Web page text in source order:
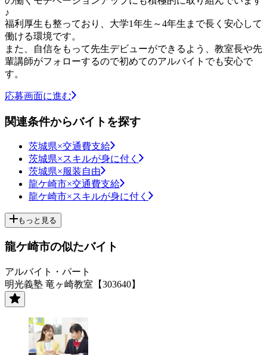
♪
福利厚生も整っており、大学1年生～4年生まで長く安心して
働ける環境です。
また、自信をもって先生デビューができるよう、教室長や先
輩講師がフォローするので初めてのアルバイトでも安心で
す。
応募画面に進む
関連条件からバイトを探す
茨城県×交通費支給
茨城県×スキルが身に付く
茨城県×服装自由
龍ケ崎市×交通費支給
龍ケ崎市×スキルが身に付く
もっと見る
龍ケ崎市の似たバイト
アルバイト・パート
明光義塾 竜ヶ崎教室【303640】